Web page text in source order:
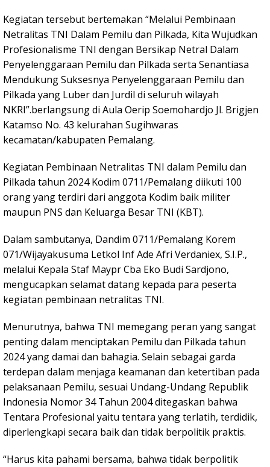
Kegiatan tersebut bertemakan “Melalui Pembinaan
Netralitas TNI Dalam Pemilu dan Pilkada, Kita Wujudkan
Profesionalisme TNI dengan Bersikap Netral Dalam
Penyelenggaraan Pemilu dan Pilkada serta Senantiasa
Mendukung Suksesnya Penyelenggaraan Pemilu dan
Pilkada yang Luber dan Jurdil di seluruh wilayah
NKRI”.berlangsung di Aula Oerip Soemohardjo Jl. Brigjen
Katamso No. 43 kelurahan Sugihwaras
kecamatan/kabupaten Pemalang.
Kegiatan Pembinaan Netralitas TNI dalam Pemilu dan
Pilkada tahun 2024 Kodim 0711/Pemalang diikuti 100
orang yang terdiri dari anggota Kodim baik militer
maupun PNS dan Keluarga Besar TNI (KBT).
Dalam sambutanya, Dandim 0711/Pemalang Korem
071/Wijayakusuma Letkol Inf Ade Afri Verdaniex, S.I.P.,
melalui Kepala Staf Maypr Cba Eko Budi Sardjono,
mengucapkan selamat datang kepada para peserta
kegiatan pembinaan netralitas TNI.
Menurutnya, bahwa TNI memegang peran yang sangat
penting dalam menciptakan Pemilu dan Pilkada tahun
2024 yang damai dan bahagia. Selain sebagai garda
terdepan dalam menjaga keamanan dan ketertiban pada
pelaksanaan Pemilu, sesuai Undang-Undang Republik
Indonesia Nomor 34 Tahun 2004 ditegaskan bahwa
Tentara Profesional yaitu tentara yang terlatih, terdidik,
diperlengkapi secara baik dan tidak berpolitik praktis.
“Harus kita pahami bersama, bahwa tidak berpolitik